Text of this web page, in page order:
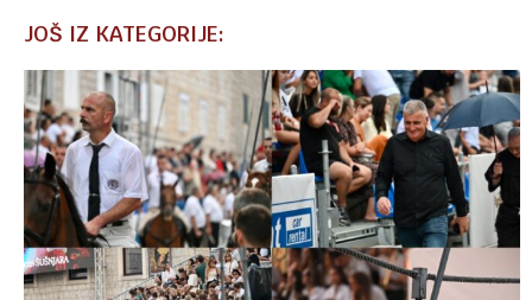
JOŠ IZ KATEGORIJE: